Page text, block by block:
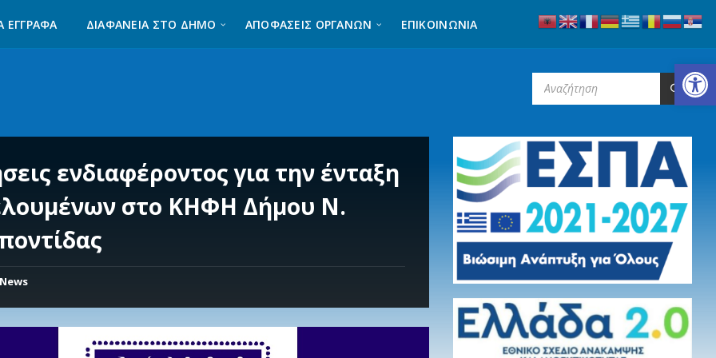
Ανοίξτε τη γραμμή εργαλείων
ΈΓΓΡΑΦΑ ΔΙΑΦΆΝΕΙΑ ΣΤΟ ΔΉΜΟ ΑΠΟΦΑΣΕΙΣ ΟΡΓΑΝΩΝ ΕΠΙΚΟΙΝΩΝΊΑ
ενδιαφέροντος για την ένταξη
στο ΚΗΦΗ Δήμου Ν.
News